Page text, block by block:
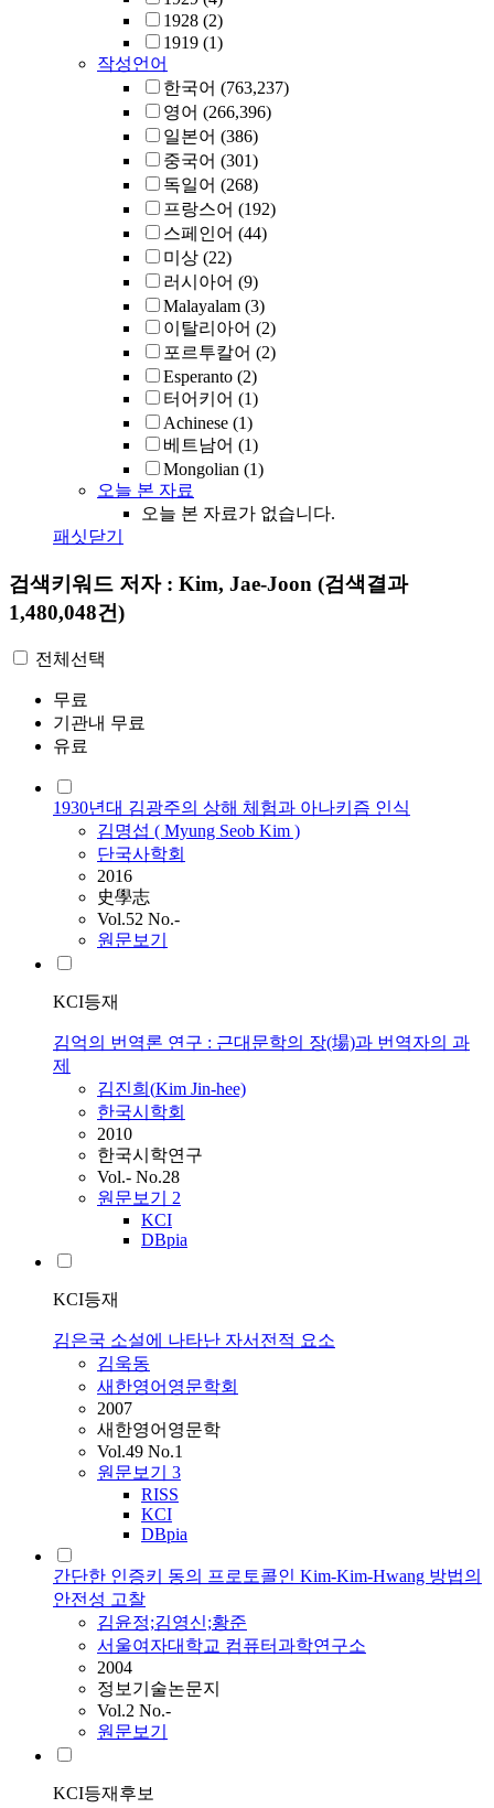
1928 (2)
1919 (1)
작성언어
한국어 (763,237)
영어 (266,396)
일본어 (386)
중국어 (301)
독일어 (268)
프랑스어 (192)
스페인어 (44)
미상 (22)
러시아어 (9)
Malayalam (3)
이탈리아어 (2)
포르투칼어 (2)
Esperanto (2)
터어키어 (1)
Achinese (1)
베트남어 (1)
Mongolian (1)
오늘 본 자료
오늘 본 자료가 없습니다.
패싯닫기
검색키워드 저자 : Kim, Jae-Joon (검색결과
1,480,048건)
전체선택
무료
기관내 무료
유료
1930년대 김광주의 상해 체험과 아나키즘 인식
김명섭 ( Myung Seob Kim )
단국사학회
2016
史學志
Vol.52 No.-
원문보기
KCI등재
김억의 번역론 연구 : 근대문학의 장(場)과 번역자의 과
제
김진희(Kim Jin-hee)
한국시학회
2010
한국시학연구
Vol.- No.28
원문보기 2
KCI
DBpia
KCI등재
김은국 소설에 나타난 자서전적 요소
김욱동
새한영어영문학회
2007
새한영어영문학
Vol.49 No.1
원문보기 3
RISS
KCI
DBpia
간단한 인증키 동의 프로토콜인 Kim-Kim-Hwang 방법의
안전성 고찰
김윤정;김영신;황준
서울여자대학교 컴퓨터과학연구소
2004
정보기술논문지
Vol.2 No.-
원문보기
KCI등재후보